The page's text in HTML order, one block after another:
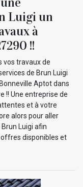
Luigi un
à
!!
vos travaux de
de Brun Luigi
Aptot dans
!! Une entreprise de
et à votre
alors pour aller
Luigi afin
offres disponibles et